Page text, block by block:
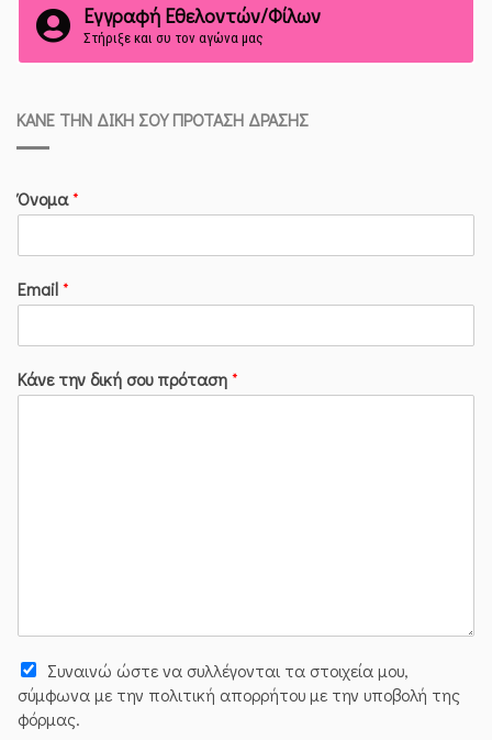
Εγγραφή Εθελοντών/Φίλων
Στήριξε και συ τον αγώνα μας
ΚΆΝΕ ΤΗΝ ΔΙΚΉ ΣΟΥ ΠΡΌΤΑΣΗ ΔΡΆΣΗΣ
Όνομα*
Email*
Κάνε την δική σου πρόταση*
Συναινώ ώστε να συλλέγoνται τα στοιχεία μου,
σύμφωνα με την πολιτική απορρήτου με την υποβολή της
φόρμας.